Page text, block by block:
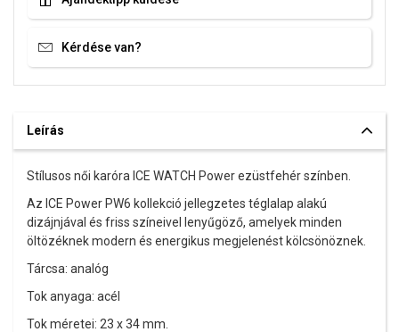
Kérdése van?
Leírás
Stílusos női karóra ICE WATCH Power ezüstfehér színben.
Az ICE Power PW6 kollekció jellegzetes téglalap alakú
dizájnjával és friss színeivel lenyűgöző, amelyek minden
öltözéknek modern és energikus megjelenést kölcsönöznek.
Tárcsa: analóg
Tok anyaga: acél
Tok méretei: 23 x 34 mm.